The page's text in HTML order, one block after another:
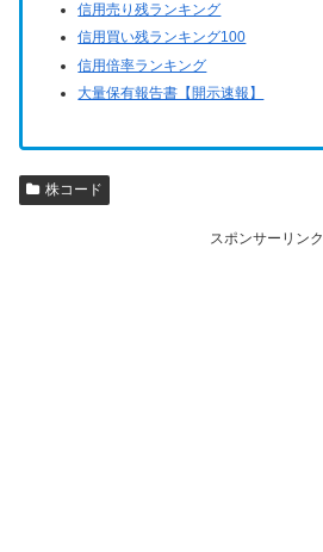
信用売り残ランキング
信用買い残ランキング100
信用倍率ランキング
大量保有報告書【開示速報】
株コード
スポンサーリンク